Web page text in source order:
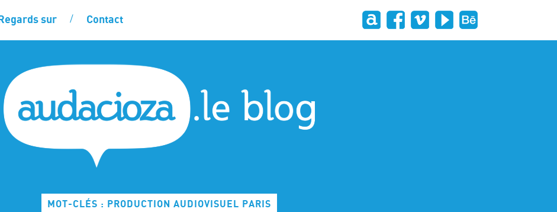
Regards sur Contact
MOT-CLÉS : PRODUCTION AUDIOVISUEL PARIS